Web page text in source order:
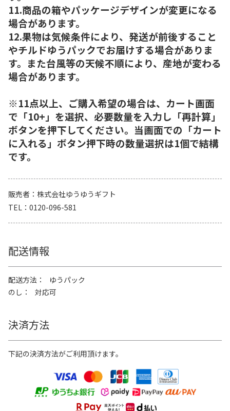
11.商品の箱やパッケージデザインが変更になる
場合があります。
12.果物は気候条件により、発送が前後すること
やチルドゆうパックでお届けする場合がありま
す。また台風等の天候不順により、産地が変わる
場合があります。
※11点以上、ご購入希望の場合は、カート画面
で「10+」を選択、必要数量を入力し「再計算」
ボタンを押下してください。当画面での「カート
に入れる」ボタン押下時の数量選択は1個で結構
です。
販売者
株式会社ゆうゆうギフト
TEL
0120-096-581
配送情報
配送方法
ゆうパック
のし
対応可
決済方法
下記の決済方法がご利用頂けます。